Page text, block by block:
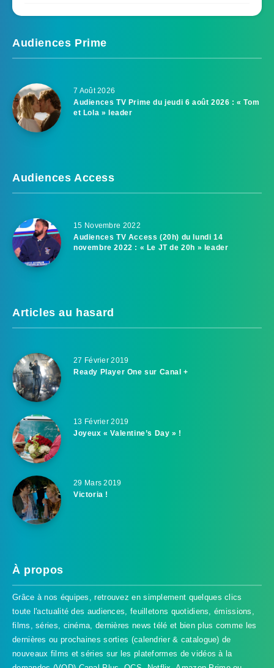
Audiences Prime
7 Août 2026
Audiences TV Prime du jeudi 6 août 2026 : « Tom
et Lola » leader
Audiences Access
15 Novembre 2022
Audiences TV Access (20h) du lundi 14
novembre 2022 : « Le JT de 20h » leader
Articles au hasard
27 Février 2019
Ready Player One sur Canal +
13 Février 2019
Joyeux « Valentine’s Day » !
29 Mars 2019
Victoria !
À propos
Grâce à nos équipes, retrouvez en simplement quelques clics
toute l'actualité des audiences, feuilletons quotidiens, émissions,
films, séries, cinéma, dernières news télé et bien plus comme les
dernières ou prochaines sorties (calendrier & catalogue) de
nouveaux films et séries sur les plateformes de vidéos à la